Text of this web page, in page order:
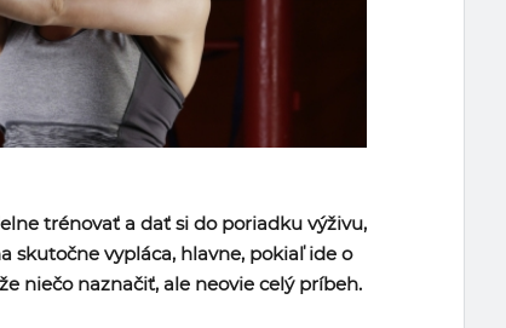
trénovať a dať si do poriadku výživu,
skutočne vypláca, hlavne, pokiaľ ide o
niečo naznačiť, ale neovie celý príbeh.